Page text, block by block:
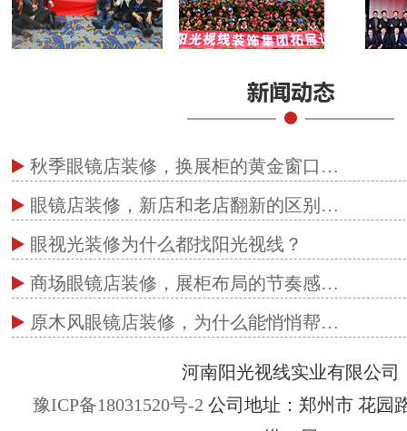
秋季眼镜店装修，换展柜的黄金窗口…
眼镜店装修，新店和老店翻新的区别…
眼视光装修为什么都找阳光视线？
商场眼镜店装修，展柜布局的节奏感…
原木风眼镜店装修，为什么能悄悄帮…
河南阳光视线实业有限公司
豫ICP备18031520号-2 公司地址：郑州市 花园